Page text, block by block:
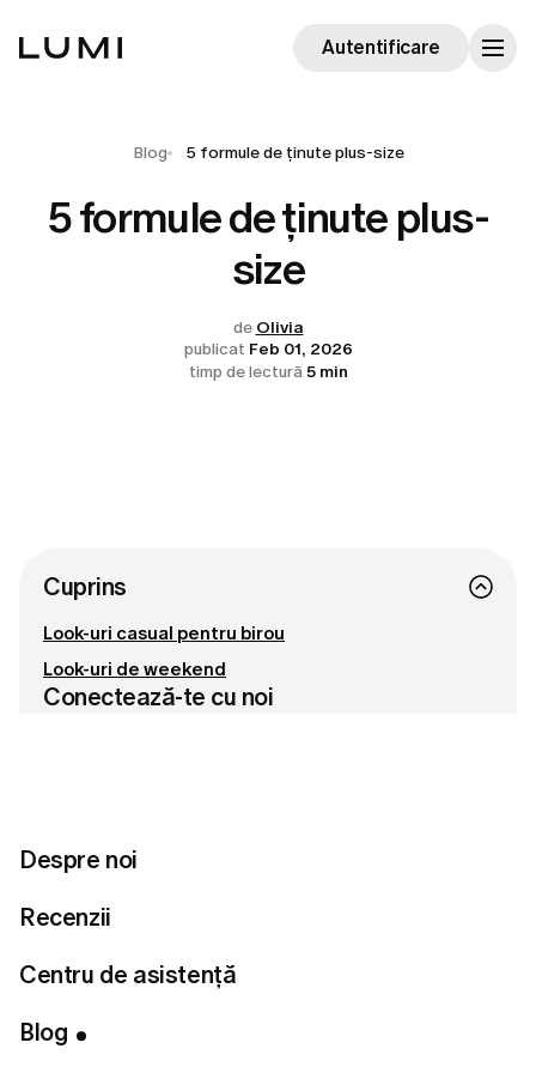
Despre noi
Recenzii
Centru de asistență
Blog
Autentificare
Blog 5 formule de ținute plus-size
5 formule de ținute plus-
size
de Olivia
publicat Feb 01, 2026
timp de lectură 5 min
Iată câteva formule de ținute care să îți facă alegerile
Cuprins
Look-uri casual pentru birou
Look-uri de weekend
Conectează-te cu noi